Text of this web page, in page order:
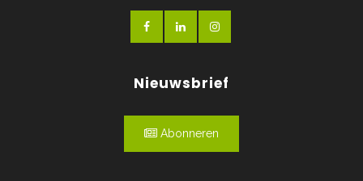
Nieuwsbrief
Abonneren